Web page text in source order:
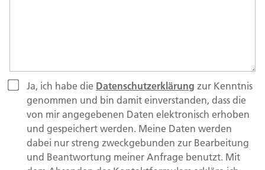
Ja, ich habe die Datenschutzerklärung zur Kenntnis
genommen und bin damit einverstanden, dass die
von mir angegebenen Daten elektronisch erhoben
und gespeichert werden. Meine Daten werden
dabei nur streng zweckgebunden zur Bearbeitung
und Beantwortung meiner Anfrage benutzt. Mit